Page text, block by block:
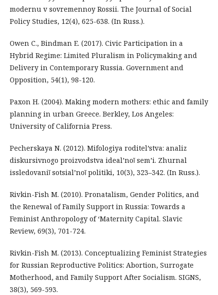
modernu v sovremennoy Rossii. The Journal of Social
Policy Studies, 12(4), 625-638. (In Russ.).
Owen C., Bindman E. (2017). Civic Participation in a
Hybrid Regime: Limited Pluralism in Policymaking and
Delivery in Contemporary Russia. Government and
Opposition, 54(1), 98-120.
Paxon H. (2004). Making modern mothers: ethic and family
planning in urban Greece. Berkley, Los Angeles:
University of California Press.
Pecherskaya N. (2012). Mifologiya roditel’stva: analiz
diskursivnogo proizvodstva ideal’noĭ sem’i. Zhurnal
issledovaniĭ sotsial’noĭ politiki, 10(3), 323–342. (In Russ.).
Rivkin-Fish M. (2010). Pronatalism, Gender Politics, and
the Renewal of Family Support in Russia: Towards a
Feminist Anthropology of ‘Maternity Capital. Slavic
Review, 69(3), 701-724.
Rivkin-Fish M. (2013). Conceptualizing Feminist Strategies
for Russian Reproductive Politics: Abortion, Surrogate
Motherhood, and Family Support After Socialism. SIGNS,
38(3), 569-593.